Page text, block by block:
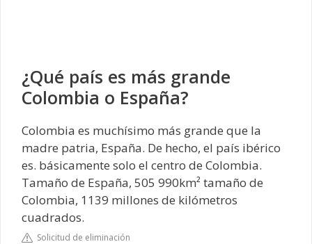
¿Qué país es más grande
Colombia o España?
Colombia es muchísimo más grande que la
madre patria, España. De hecho, el país ibérico
es. básicamente solo el centro de Colombia.
Tamaño de España, 505 990km² tamaño de
Colombia, 1139 millones de kilómetros
cuadrados.
Solicitud de eliminación